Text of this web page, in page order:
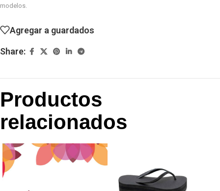
modelos.
Agregar a guardados
Share:
Productos
relacionados